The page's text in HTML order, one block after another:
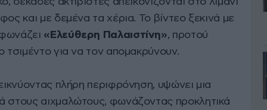
και με δεμένα τα χέρια. Το βίντεο ξεκινά με
«Ελεύθερη Παλαιστίνη», προτού
τσιμέντο για να τον απομακρύνουν.
πλήρη περιφρόνηση, υψώνει μια
στους αιχμαλώτους, φωνάζοντας προκλητικά